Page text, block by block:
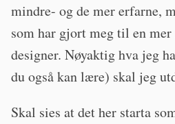
mindre- og de mer erfarne,
som har gjort meg til en
designer. Nøyaktig hva jeg
du også kan lære) skal jeg
Skal sies at det her starta